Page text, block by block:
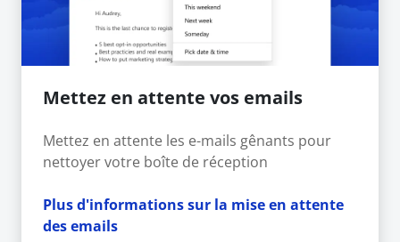
Mettez en attente vos emails
Mettez en attente les e-mails gênants pour
nettoyer votre boîte de réception
Plus d'informations sur la mise en attente
des emails